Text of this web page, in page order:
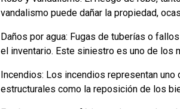
vandalismo puede dañar la propiedad,
Daños por agua: Fugas de tuberías o
el inventario. Este siniestro es uno de los
Incendios: Los incendios representan
estructurales como la reposición de los